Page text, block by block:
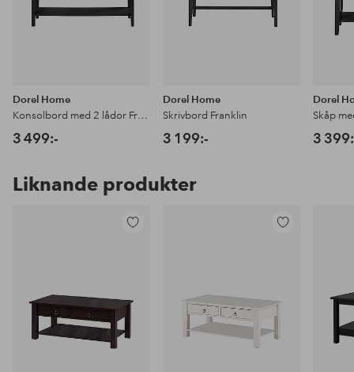
Dorel Home
Konsolbord med 2 lådor Franklin
3 499:-
Dorel Home
Skrivbord Franklin
3 199:-
Dorel
Skåp
3
Liknande produkter